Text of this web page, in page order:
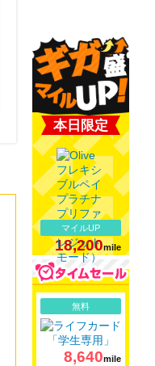
本日限定
マイルUP
18,200mile
無料
8,640mile